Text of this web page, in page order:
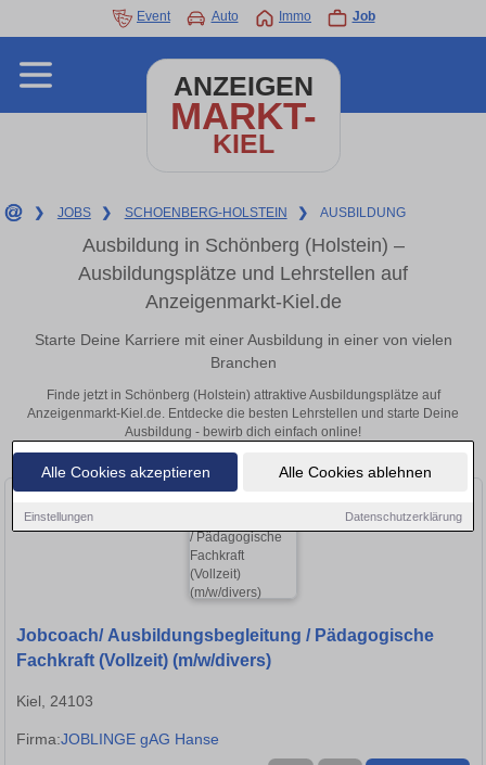
Alle Cookies akzeptieren Alle Cookies ablehnen
Einstellungen Datenschutzerklärung
Event Auto Immo Job
ANZEIGEN
MARKT-
KIEL
❯ JOBS ❯ SCHOENBERG-HOLSTEIN ❯ AUSBILDUNG
Ausbildung in Schönberg (Holstein) –
Ausbildungsplätze und Lehrstellen auf
Anzeigenmarkt-Kiel.de
Starte Deine Karriere mit einer Ausbildung in einer von vielen
Branchen
Finde jetzt in Schönberg (Holstein) attraktive Ausbildungsplätze auf
Anzeigenmarkt-Kiel.de. Entdecke die besten Lehrstellen und starte Deine
Ausbildung - bewirb dich einfach online!
Jobcoach/ Ausbildungsbegleitung / Pädagogische
Fachkraft (Vollzeit) (m/w/divers)
Kiel, 24103
Firma:JOBLINGE gAG Hanse